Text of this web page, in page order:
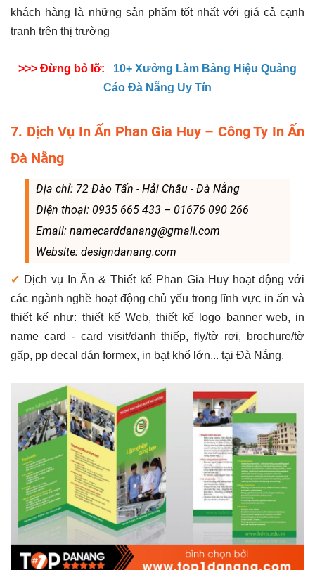
khách hàng là những sản phẩm tốt nhất với giá cả cạnh
tranh trên thị trường
>>> Đừng bỏ lỡ: 10+ Xưởng Làm Bảng Hiệu Quảng
Cáo Đà Nẵng Uy Tín
7. Dịch Vụ In Ấn Phan Gia Huy – Công Ty In Ấn
Đà Nẵng
Địa chỉ: 72 Đào Tấn - Hải Châu - Đà Nẵng
Điện thoại: 0935 665 433 – 01676 090 266
Email: namecarddanang@gmail.com
Website: designdanang.com
✔ Dịch vụ In Ấn & Thiết kế Phan Gia Huy hoạt động với
các ngành nghề hoạt động chủ yếu trong lĩnh vực in ấn và
thiết kế như: thiết kế Web, thiết kế logo banner web, in
name card - card visit/danh thiếp, fly/tờ rơi, brochure/tờ
gấp, pp decal dán formex, in bạt khổ lớn... tại Đà Nẵng.